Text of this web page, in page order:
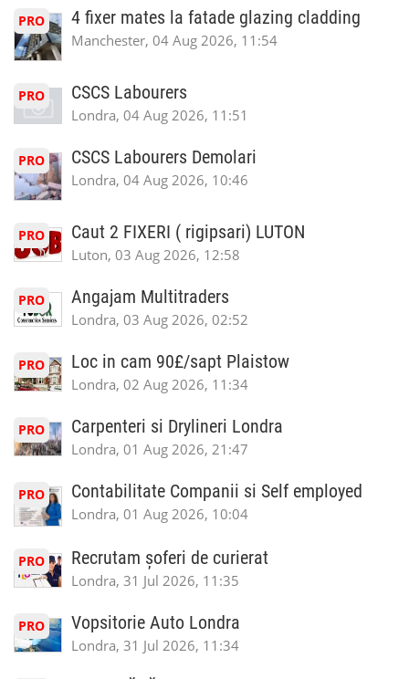
PRO 4 fixer mates la fatade glazing cladding
Manchester, 04 Aug 2026, 11:54
PRO CSCS Labourers
Londra, 04 Aug 2026, 11:51
PRO CSCS Labourers Demolari
Londra, 04 Aug 2026, 10:46
PRO Caut 2 FIXERI ( rigipsari) LUTON
Luton, 03 Aug 2026, 12:58
PRO Angajam Multitraders
Londra, 03 Aug 2026, 02:52
PRO Loc in cam 90£/sapt Plaistow
Londra, 02 Aug 2026, 11:34
PRO Carpenteri si Drylineri Londra
Londra, 01 Aug 2026, 21:47
PRO Contabilitate Companii si Self employed
Londra, 01 Aug 2026, 10:04
PRO Recrutam șoferi de curierat
Londra, 31 Jul 2026, 11:35
PRO Vopsitorie Auto Londra
Londra, 31 Jul 2026, 11:34